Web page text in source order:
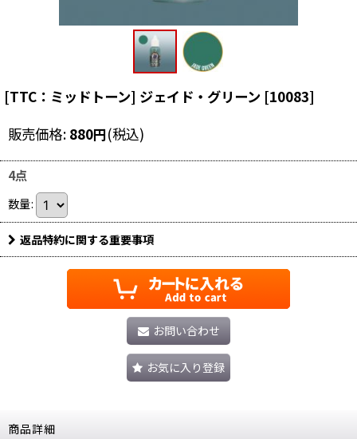
[TTC：ミッドトーン] ジェイド・グリーン [10083]
販売価格: 880円(税込)
4点
数量:
返品特約に関する重要事項
お問い合わせ
お気に入り登録
商品詳細